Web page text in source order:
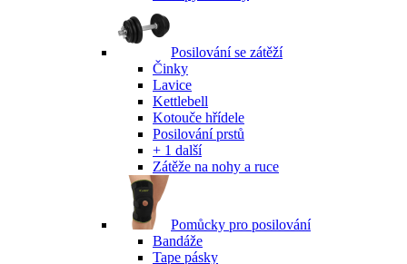
Posilování se zátěží
Činky
Lavice
Kettlebell
Kotouče hřídele
Posilování prstů
+ 1 další
Zátěže na nohy a ruce
Pomůcky pro posilování
Bandáže
Tape pásky